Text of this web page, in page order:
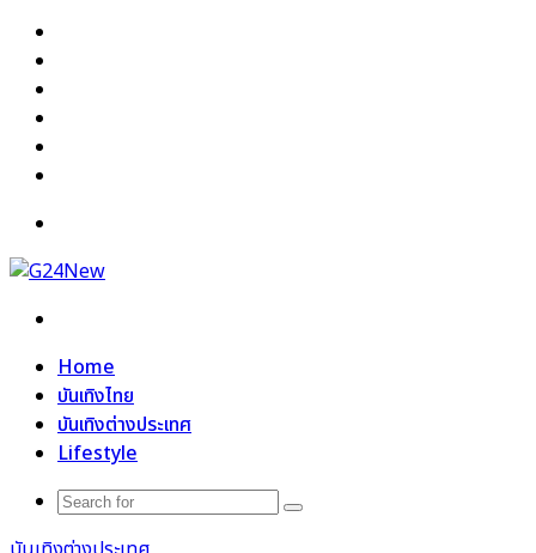
Home
บันเทิงไทย
บันเทิงต่างประเทศ
Lifestyle
Search